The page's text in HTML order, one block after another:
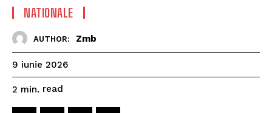
NATIONALE
AUTHOR: Zmb
9 iunie 2026
2 min. read